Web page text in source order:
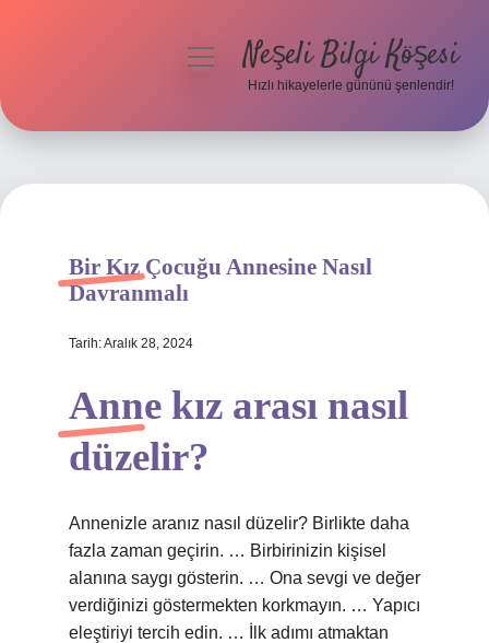
Hakkımızda
menüyüNeşeli Bilgi Köşesi
Hızlı hikayelerle gününü şenlendir!
Bir Kız Çocuğu Annesine Nasıl
Davranmalı
Tarih: Aralık 28, 2024
Anne kız arası nasıl
düzelir?
Annenizle aranız nasıl düzelir? Birlikte daha
fazla zaman geçirin. … Birbirinizin kişisel
alanına saygı gösterin. … Ona sevgi ve değer
verdiğinizi göstermekten korkmayın. … Yapıcı
eleştiriyi tercih edin. … İlk adımı atmaktan